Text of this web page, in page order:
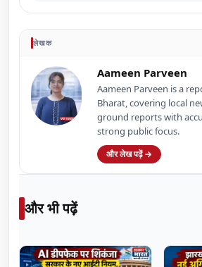
लेखक
Aameen Parveen
Aameen Parveen is a
Bharat, covering local
ground reports with
strong public focus.
और लेख पढ़ें →
और भी पढ़ें